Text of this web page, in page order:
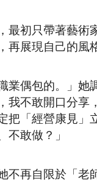
最初只帶著藝術
再展現自己的風
業偶包的。」
我不敢開口分
把「經營康見」
不敢做？」
不再自限於「老